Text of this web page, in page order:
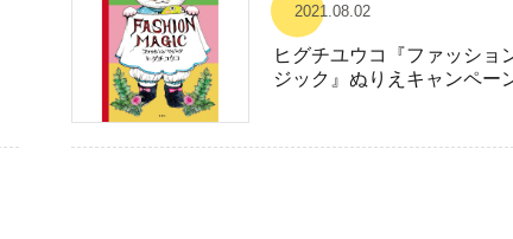
2021.08.02
ヒグチユウコ『ファッショ
ジック』ぬりえキャンペー